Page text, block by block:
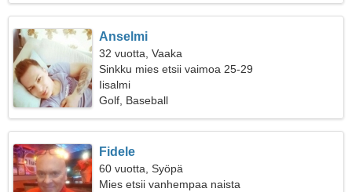
Anselmi
32 vuotta, Vaaka
Sinkku mies etsii vaimoa 25-29
Iisalmi
Golf, Baseball
Fidele
60 vuotta, Syöpä
Mies etsii vanhempaa naista